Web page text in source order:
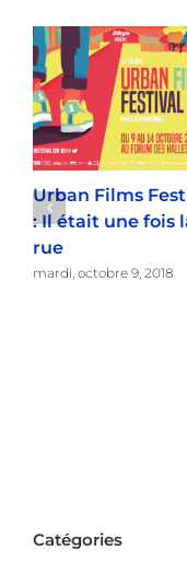
Urban Films
: Il était une fois
rue
mardi, octobre 9, 2018
Catégories